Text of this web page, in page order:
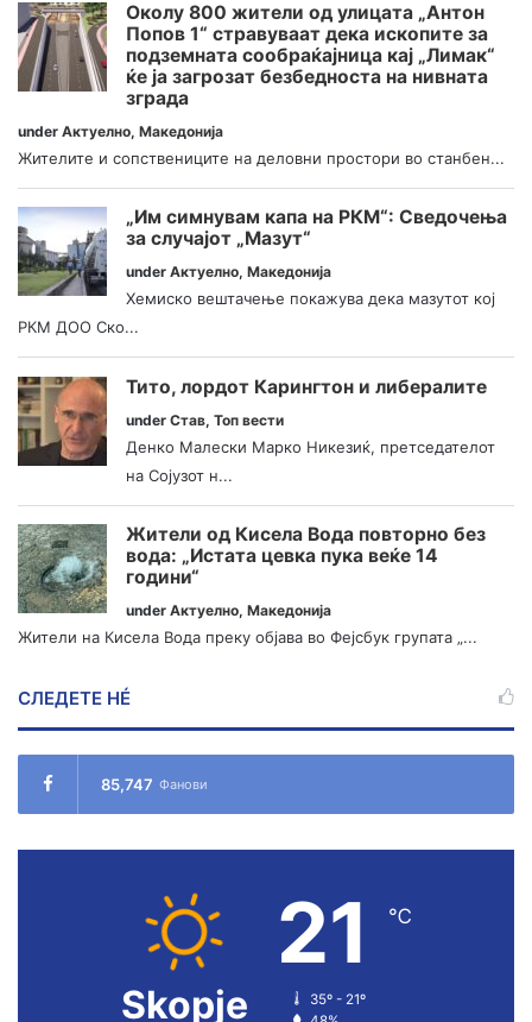
Околу 800 жители од улицата „Антон
Попов 1“ стравуваат дека ископите за
подземната сообраќајница кај „Лимак“
ќе ја загрозат безбедноста на нивната
зграда
under Актуелно, Македонија
Жителите и сопствениците на деловни простори во станбен...
„Им симнувам капа на РКМ“: Сведочења
за случајот „Мазут“
under Актуелно, Македонија
Хемиско вештачење покажува дека мазутот кој
РКМ ДОО Ско...
Тито, лордот Карингтон и либералите
under Став, Топ вести
Денко Малески Марко Никезиќ, претседателот
на Сојузот н...
Жители од Кисела Вода повторно без
вода: „Истата цевка пука веќе 14
години“
under Актуелно, Македонија
Жители на Кисела Вода преку објава во Фејсбук групата „...
СЛЕДЕТЕ НÉ
85,747 Фанови
Skopje
21 ℃
35º - 21º